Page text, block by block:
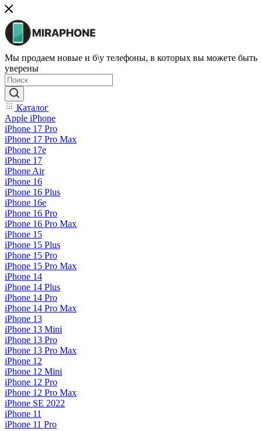
Мы продаем новые и б\у телефоны, в которых вы можете быть
уверены
Каталог
Apple iPhone
iPhone 17 Pro
iPhone 17 Pro Max
iPhone 17e
iPhone 17
iPhone Air
iPhone 16
iPhone 16 Plus
iPhone 16e
iPhone 16 Pro
iPhone 16 Pro Max
iPhone 15
iPhone 15 Plus
iPhone 15 Pro
iPhone 15 Pro Max
iPhone 14
iPhone 14 Plus
iPhone 14 Pro
iPhone 14 Pro Max
iPhone 13
iPhone 13 Mini
iPhone 13 Pro
iPhone 13 Pro Max
iPhone 12
iPhone 12 Mini
iPhone 12 Pro
iPhone 12 Pro Max
iPhone SE 2022
iPhone 11
iPhone 11 Pro